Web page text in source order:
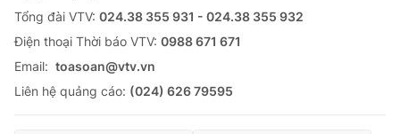
Tổng đài VTV: 024.38 355 931 - 024.38 355 932
Ðiện thoại Thời báo VTV: 0988 671 671
Email: toasoan@vtv.vn
Liên hệ quảng cáo: (024) 626 79595